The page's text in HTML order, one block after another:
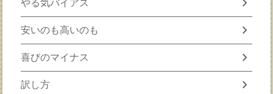
やる気バイアス
安いのも高いのも chevron_right
喜びのマイナス chevron_right
訳し方 chevron_right